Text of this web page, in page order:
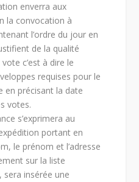
enverra aux
la convocation à
l’ordre du jour en
de la qualité
c’est à dire le
requises pour le
en précisant la date
votes.
s’exprimera au
portant en
le prénom et l’adresse
sur la liste
sera insérée une